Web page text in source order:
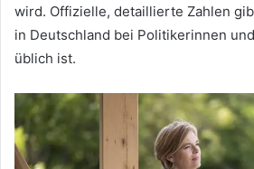
wird. Offizielle, detaillierte Zahlen
in Deutschland bei Politikerinnen
üblich ist.